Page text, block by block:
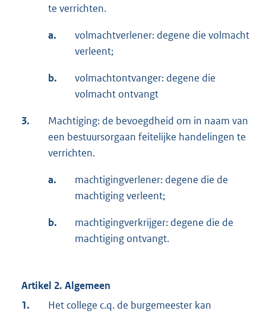
te verrichten.
a.
volmachtverlener: degene die volmacht
verleent;
b.
volmachtontvanger: degene die
volmacht ontvangt
3.
Machtiging: de bevoegdheid om in naam van
een bestuursorgaan feitelijke handelingen te
verrichten.
a.
machtigingverlener: degene die de
machtiging verleent;
b.
machtigingverkrijger: degene die de
machtiging ontvangt.
Artikel 2. Algemeen
1.
Het college c.q. de burgemeester kan